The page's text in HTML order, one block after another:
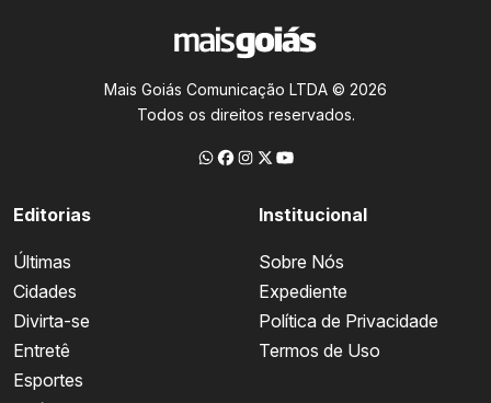
Mais Goiás Comunicação LTDA © 2026
Todos os direitos reservados.
Editorias
Últimas
Cidades
Divirta-se
Entretê
Esportes
Institucional
Sobre Nós
Expediente
Política de Privacidade
Termos de Uso